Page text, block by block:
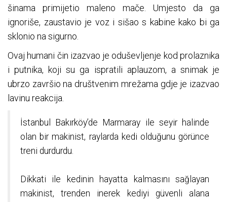
šinama primijetio maleno mače. Umjesto da ga
ignoriše, zaustavio je voz i sišao s kabine kako bi ga
sklonio na sigurno.
Ovaj humani čin izazvao je oduševljenje kod prolaznika
i putnika, koji su ga ispratili aplauzom, a snimak je
ubrzo završio na društvenim mrežama gdje je izazvao
lavinu reakcija.
İstanbul Bakırköy’de Marmaray ile seyir halinde
olan bir makinist, raylarda kedi olduğunu görünce
treni durdurdu.
Dikkati ile kedinin hayatta kalmasını sağlayan
makinist, trenden inerek kediyi güvenli alana